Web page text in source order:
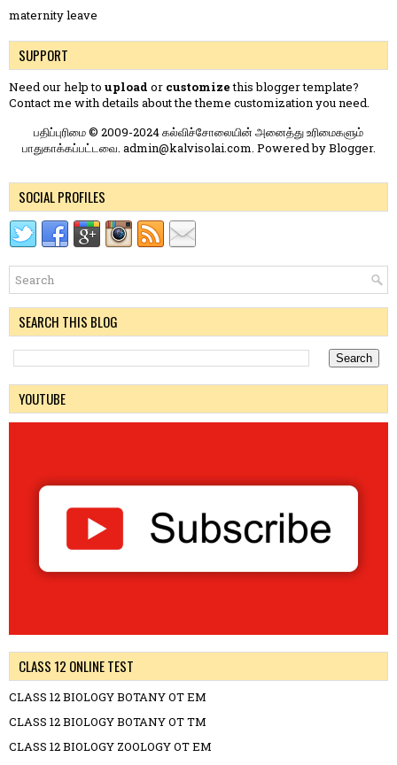
maternity leave
SUPPORT
Need our help to upload or customizethis blogger template?
Contact me with details about the theme customization you need.
பதிப்புரிமை © 2009-2024 கல்விச்சோலையின் அனைத்து உரிமைகளும்
பாதுகாக்கப்பட்டவை. admin@kalvisolai.com. Powered byBlogger.
SOCIAL PROFILES
SEARCH THIS BLOG
YOUTUBE
CLASS 12 ONLINE TEST
CLASS 12 BIOLOGY BOTANY OT EM
CLASS 12 BIOLOGY BOTANY OT TM
CLASS 12 BIOLOGY ZOOLOGY OT EM